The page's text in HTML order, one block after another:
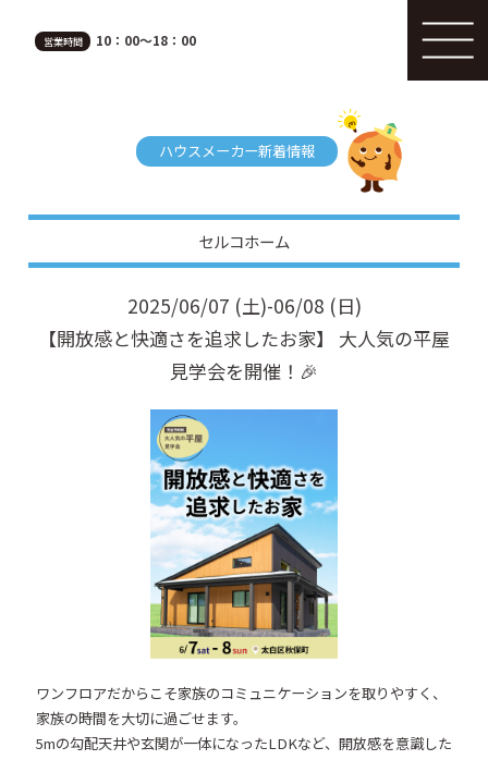
営業時間 10：00～18：00
ハウスメーカー新着情報
セルコホーム
2025/06/07 (土)-06/08 (日)
【開放感と快適さを追求したお家】 大人気の平屋
見学会を開催！🎉
ワンフロアだからこそ家族のコミュニケーションを取りやすく、
家族の時間を大切に過ごせます。
5mの勾配天井や玄関が一体になったLDKなど、開放感を意識した